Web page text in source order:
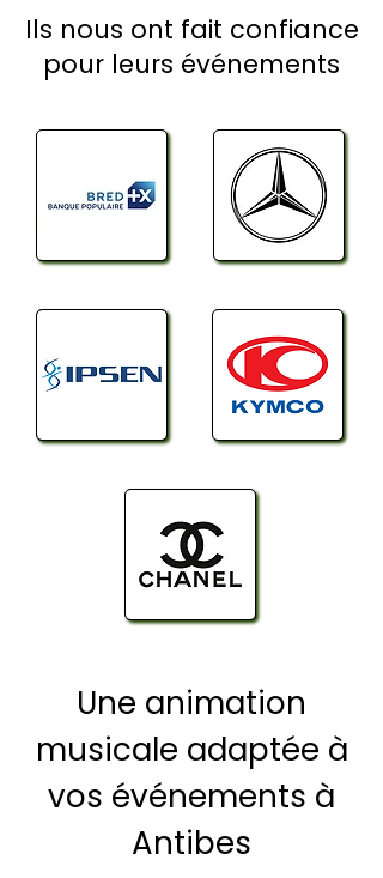
Ils nous ont fait confiance
pour leurs événements
Une animation
musicale adaptée à
vos événements à
Antibes